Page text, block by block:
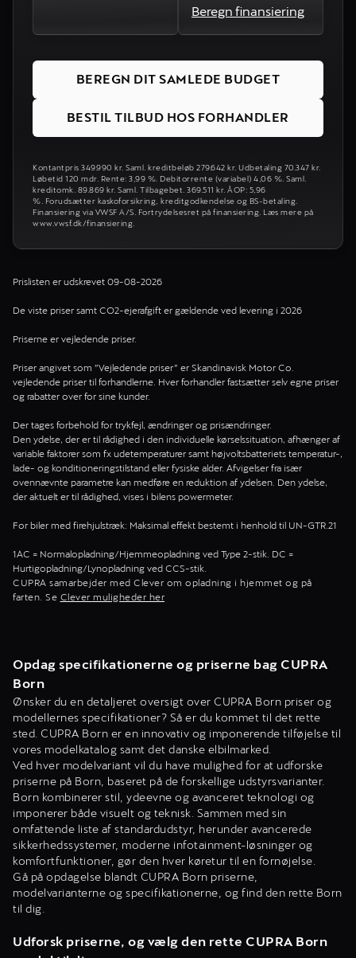
Beregn finansiering
BEREGN DIT SAMLEDE BUDGET
BESTIL TILBUD HOS FORHANDLER
Kontantpris 349.990 kr. Saml. kreditbeløb 279.642 kr. Udbetaling 70.347 kr.
Løbetid 120 mdr. Rente: 3,99 %. Debitorrente (variabel) 4,06 %. Saml.
kreditomk. 89.869 kr. Saml. Tilbagebet. 369.511 kr. ÅOP: 5,96
%. Forudsætter kaskoforsikring, kreditgodkendelse og BS-betaling.
Finansiering via VWSF A/S. Fortrydelsesret på finansiering. Læs mere på
www.vwsf.dk/finansiering.
Prislisten er udskrevet 09-08-2026
De viste priser samt CO2-ejerafgift er gældende ved levering i 2026
Priserne er vejledende priser.
Priser angivet som ”Vejledende priser” er Skandinavisk Motor Co.
vejledende priser til forhandlerne. Hver forhandler fastsætter selv egne priser
og rabatter over for sine kunder.
Der tages forbehold for trykfejl, ændringer og prisændringer.
Den ydelse, der er til rådighed i den individuelle kørselssituation, afhænger af
variable faktorer som fx udetemperaturer samt højvoltsbatteriets temperatur-,
lade- og konditioneringstilstand eller fysiske alder. Afvigelser fra især
ovennævnte parametre kan medføre en reduktion af ydelsen. Den ydelse,
der aktuelt er til rådighed, vises i bilens powermeter.
For biler med firehjulstræk: Maksimal effekt bestemt i henhold til UN-GTR.21
1AC = Normalopladning/Hjemmeopladning ved Type 2-stik. DC =
Hurtigopladning/Lynopladning ved CCS-stik.
CUPRA samarbejder med Clever om opladning i hjemmet og på
farten. Se Clever muligheder her
Opdag specifikationerne og priserne bag CUPRA
Born
Ønsker du en detaljeret oversigt over CUPRA Born priser og
modellernes specifikationer? Så er du kommet til det rette
sted. CUPRA Born er en innovativ og imponerende tilføjelse til
vores modelkatalog samt det danske elbilmarked.
Ved hver modelvariant vil du have mulighed for at udforske
priserne på Born, baseret på de forskellige udstyrsvarianter.
Born kombinerer stil, ydeevne og avanceret teknologi og
imponerer både visuelt og teknisk. Sammen med sin
omfattende liste af standardudstyr, herunder avancerede
sikkerhedssystemer, moderne infotainment-løsninger og
komfortfunktioner, gør den hver køretur til en fornøjelse.
Gå på opdagelse blandt CUPRA Born priserne,
modelvarianterne og specifikationerne, og find den rette Born
til dig.
Udforsk priserne, og vælg den rette CUPRA Born